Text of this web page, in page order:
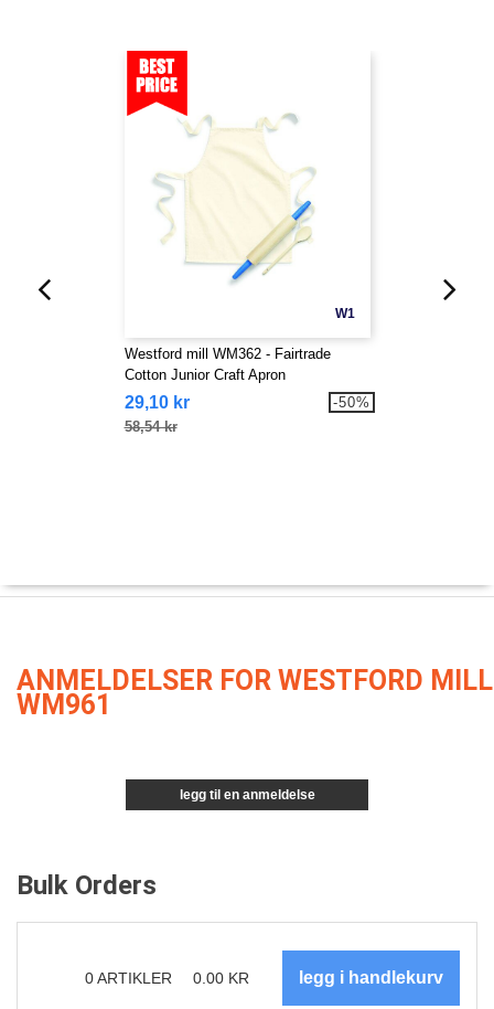
W1
Westford mill WM362 - Fairtrade
Cotton Junior Craft Apron
29,10 kr
58,54 kr
-50%
ANMELDELSER FOR WESTFORD MILL
WM961
legg til en anmeldelse
Bulk Orders
0ARTIKLER 0.00 KR